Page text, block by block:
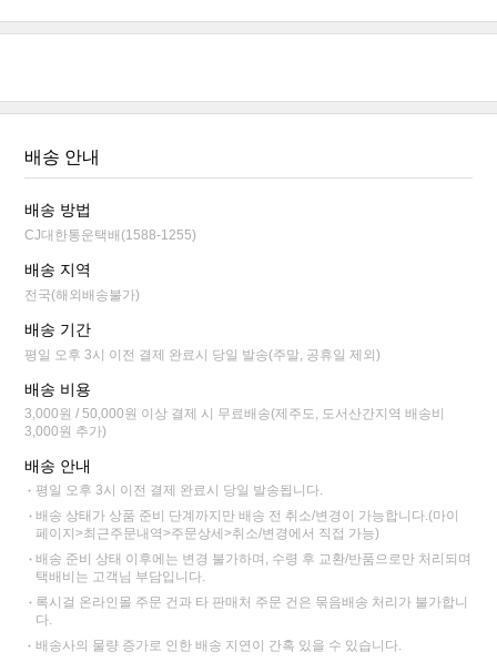
배송 안내
배송 방법
CJ대한통운택배(1588-1255)
배송 지역
전국(해외배송불가)
배송 기간
평일 오후 3시 이전 결제 완료시 당일 발송(주말, 공휴일 제외)
배송 비용
3,000원 / 50,000원 이상 결제 시 무료배송(제주도, 도서산간지역 배송비
3,000원 추가)
배송 안내
평일 오후 3시 이전 결제 완료시 당일 발송됩니다.
배송 상태가 상품 준비 단계까지만 배송 전 취소/변경이 가능합니다.(마이
페이지>최근주문내역>주문상세>취소/변경에서 직접 가능)
배송 준비 상태 이후에는 변경 불가하며, 수령 후 교환/반품으로만 처리되며
택배비는 고객님 부담입니다.
록시걸 온라인몰 주문 건과 타 판매처 주문 건은 묶음배송 처리가 불가합니
다.
배송사의 물량 증가로 인한 배송 지연이 간혹 있을 수 있습니다.